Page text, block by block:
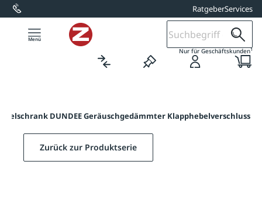
springen RatgeberServices
Nur für Geschäftskunden1
DUNDEE Geräuschgedämmter Klapphebelverschluss
Zurück zur Produktserie